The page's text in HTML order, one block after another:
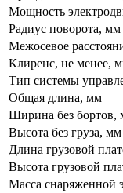
Мощность
Радиус поворота, мм
Межосевое
Клиренс, не менее,
Тип системы
Общая длина, мм
Ширина без бортов,
Высота без груза, мм
Длина грузовой
Высота грузовой
Масса снаряженной